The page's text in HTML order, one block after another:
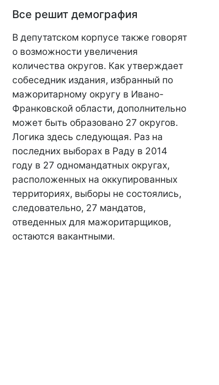
Все решит демография
В депутатском корпусе также говорят
о возможности увеличения
количества округов. Как утверждает
собеседник издания, избранный по
мажоритарному округу в Ивано-
Франковской области, дополнительно
может быть образовано 27 округов.
Логика здесь следующая. Раз на
последних выборах в Раду в 2014
году в 27 одномандатных округах,
расположенных на оккупированных
территориях, выборы не состоялись,
следовательно, 27 мандатов,
отведенных для мажоритарщиков,
остаются вакантными.